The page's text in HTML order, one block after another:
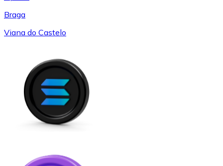
Braga
Viana do Castelo